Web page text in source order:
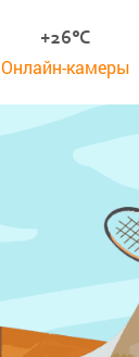
+26°C
Онлайн-камеры